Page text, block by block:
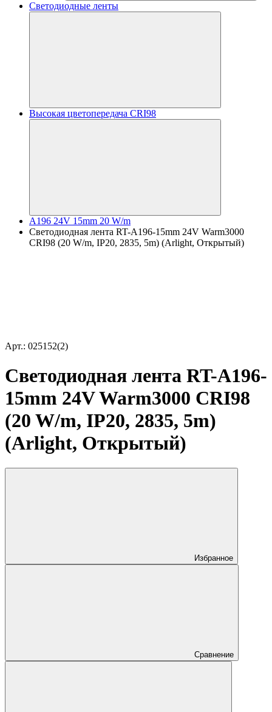
Светодиодные ленты
Высокая цветопередача CRI98
A196 24V 15mm 20 W/m
Светодиодная лента RT-A196-15mm 24V Warm3000
CRI98 (20 W/m, IP20, 2835, 5m) (Arlight, Открытый)
Арт.: 025152(2)
Светодиодная лента RT-A196-
15mm 24V Warm3000 CRI98
(20 W/m, IP20, 2835, 5m)
(Arlight, Открытый)
Избранное
Сравнение